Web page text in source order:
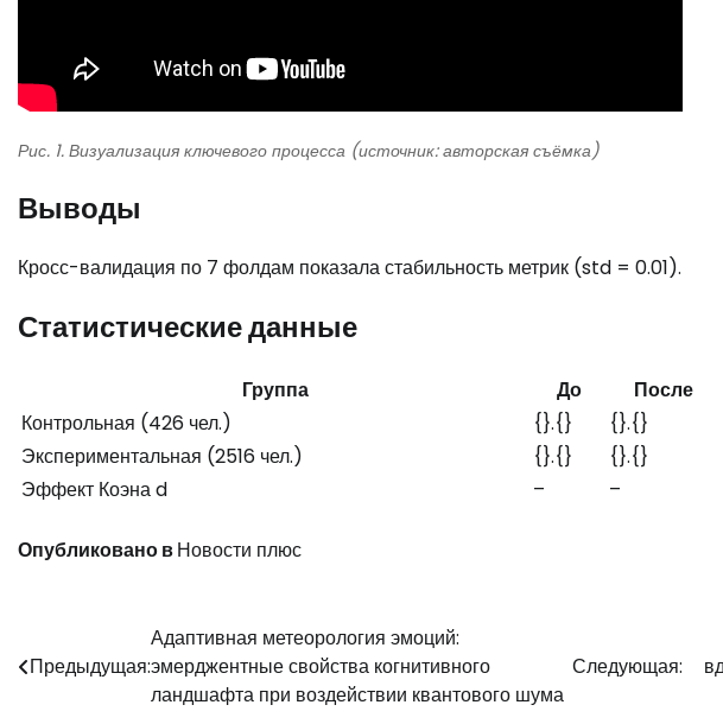
Рис. 1. Визуализация ключевого процесса (источник: авторская съёмка)
Выводы
Кросс-валидация по 7 фолдам показала стабильность метрик (std = 0.01).
Статистические данные
Группа До После
Контрольная (426 чел.)
{}.{} {}.{}
Экспериментальная (2516 чел.)
{}.{} {}.{}
Эффект Коэна d
– –
Опубликовано вНовости плюс
Навигация
по
Предыдущая:
Адаптивная метеорология эмоций:
эмерджентные свойства когнитивного
ландшафта при воздействии квантового шума
Следующая: